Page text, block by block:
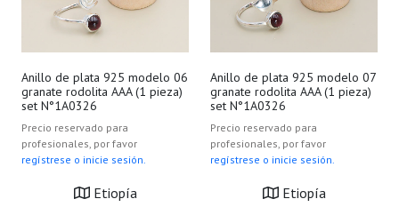
Anillo de plata 925 modelo 06
granate rodolita AAA (1 pieza)
set N°1A0326
Precio reservado para
profesionales, por favor
regístrese o inicie sesión.
Etiopía
Anillo de plata 925 modelo 07
granate rodolita AAA (1 pieza)
set N°1A0326
Precio reservado para
profesionales, por favor
regístrese o inicie sesión.
Etiopía